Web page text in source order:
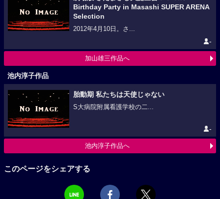
Birthday Party in Masashi SUPER ARENA
Selection
2012年4月10日。さ...
-
加山雄三作品へ
池内淳子作品
胎動期 私たちは天使じゃない
S大病院附属看護学校の二...
-
池内淳子作品へ
このページをシェアする